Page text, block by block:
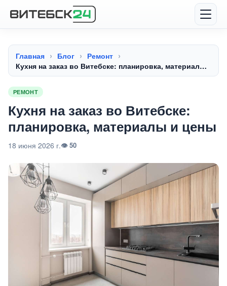
Главная Блог
Ремонт
Кухня на заказ во Витебске: планировка, материалы
и цены
РЕМОНТ
Кухня на заказ во Витебске:
планировка, материалы и цены
18 июня 2026 г.👁 50